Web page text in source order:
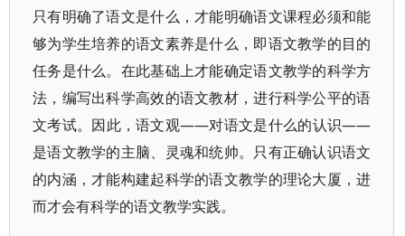
只有明确了语文是什么，才能明确语文课程必须和能
够为学生培养的语文素养是什么，即语文教学的目的
任务是什么。在此基础上才能确定语文教学的科学方
法，编写出科学高效的语文教材，进行科学公平的语
文考试。因此，语文观——对语文是什么的认识——
是语文教学的主脑、灵魂和统帅。只有正确认识语文
的内涵，才能构建起科学的语文教学的理论大厦，进
而才会有科学的语文教学实践。